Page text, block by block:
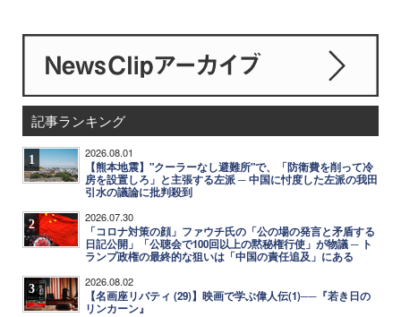
記事ランキング
1 2026.08.01
【熊本地震】"クーラーなし避難所"で、「防衛費を削って冷
房を設置しろ」と主張する左派 ─ 中国に忖度した左派の我田
引水の議論に批判殺到
2 2026.07.30
「コロナ対策の顔」ファウチ氏の「公の場の発言と矛盾する
日記公開」「公聴会で100回以上の黙秘権行使」が物議 ─ ト
ランプ政権の最終的な狙いは「中国の責任追及」にある
3 2026.08.02
【名画座リバティ (29)】映画で学ぶ偉人伝(1)──『若き日の
リンカーン』